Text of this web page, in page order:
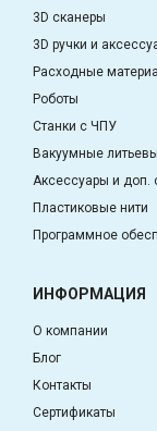
3D сканеры
3D ручки и
Расходные
Роботы
Станки с ЧПУ
Вакуумные
Аксессуары и доп.
Пластиковые нити
Программное
ИНФОРМАЦИЯ
О компании
Блог
Контакты
Сертификаты